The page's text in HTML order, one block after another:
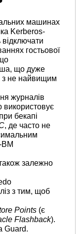
машинах
Kerberos-
відключати
гостьової
що дуже
з не найвищим
журналів
використовує
бекапі
, де часто не
ВМ
залежно
з тим, щоб
Points (є
Flashback).
Guard.